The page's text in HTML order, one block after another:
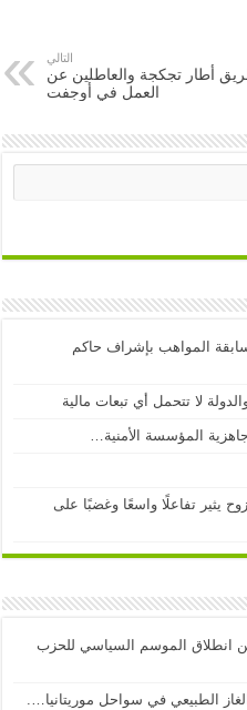
التالي
أطار تجكجة والعاطلين عن
العمل في أوجفت
المواهب بإشراف حاكم
لا تتحمل أي تبعات مالية
جاهزية المؤسسة الأمنية…
يثير تفاعلًا واسعًا وغضبًا على
انطلاق الموسم السياسي للحزب
الطبيعي في سواحل موريتانيا….